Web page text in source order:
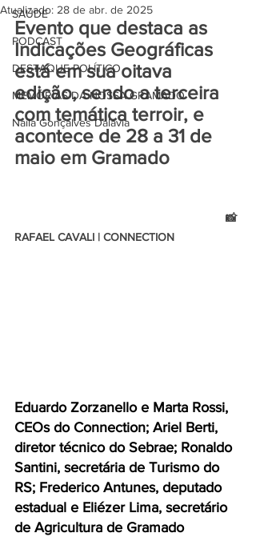
SAÚDE
PODCAST
DESTAQUE POLÍTICO
MEMÓRIAS DA NOSSA GRAMADO
Naíla Gonçalves Dalavia
Atualizado: 28 de abr. de 2025
Evento que destaca as
Indicações Geográficas
está em sua oitava
edição, sendo a terceira
com temática terroir, e
acontece de 28 a 31 de
maio em Gramado
RAFAEL CAVALI | CONNECTION
Eduardo Zorzanello e Marta Rossi,
CEOs do Connection; Ariel Berti,
diretor técnico do Sebrae; Ronaldo
Santini, secretária de Turismo do
RS; Frederico Antunes, deputado
estadual e Eliézer Lima, secretário
de Agricultura de Gramado